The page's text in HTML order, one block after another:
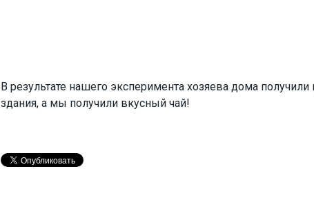
В результате нашего эксперимента хозяева дома
здания, а мы получили вкусный чай!